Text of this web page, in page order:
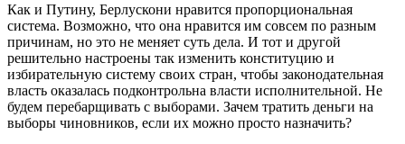
Как и Путину, Берлускони нравится пропорциональная
система. Возможно, что она нравится им совсем по разным
причинам, но это не меняет суть дела. И тот и другой
решительно настроены так изменить конституцию и
избирательную систему своих стран, чтобы законодательная
власть оказалась подконтрольна власти исполнительной. Не
будем перебарщивать с выборами. Зачем тратить деньги на
выборы чиновников, если их можно просто назначить?